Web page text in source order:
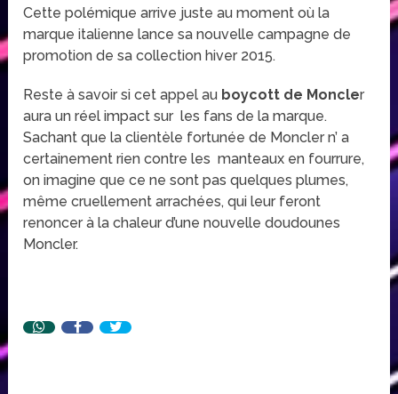
Cette polémique arrive juste au moment où la
marque italienne lance sa nouvelle campagne de
promotion de sa collection hiver 2015.
Reste à savoir si cet appel au boycott de Moncler
aura un réel impact sur les fans de la marque.
Sachant que la clientèle fortunée de Moncler n’ a
certainement rien contre les manteaux en fourrure,
on imagine que ce ne sont pas quelques plumes,
même cruellement arrachées, qui leur feront
renoncer à la chaleur d’une nouvelle doudounes
Moncler.